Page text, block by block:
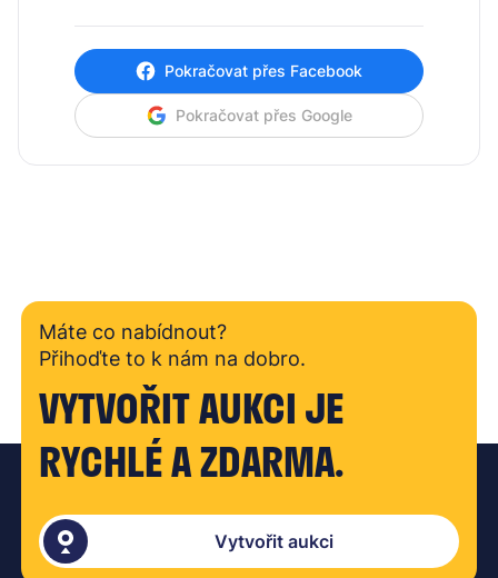
Pokračovat přes Facebook
Pokračovat přes Google
Máte co nabídnout?
Přihoďte to k nám na dobro.
VYTVOŘIT AUKCI JE
RYCHLÉ A ZDARMA.
Vytvořit aukci